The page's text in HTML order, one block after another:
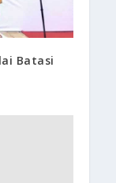
Batasi